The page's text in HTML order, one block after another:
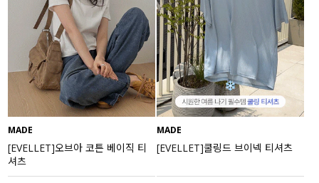
MADE
[EVELLET]오브아 코튼 베이직 티
셔츠
MADE
[EVELLET]쿨링드 브이넥 티셔츠